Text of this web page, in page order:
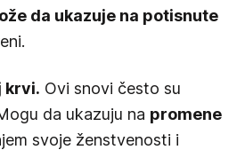
da ukazuje na potisnute
krvi. Ovi snovi često su
da ukazuju na promene
svoje ženstvenosti i